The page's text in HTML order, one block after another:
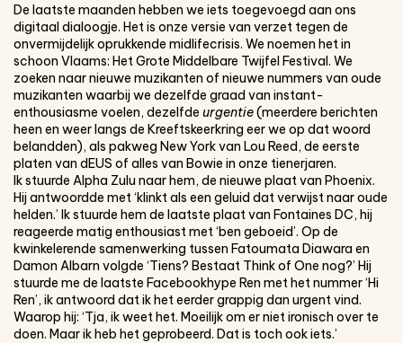
De laatste maanden hebben we iets toegevoegd aan ons
digitaal dialoogje. Het is onze versie van verzet tegen de
onvermijdelijk oprukkende midlifecrisis. We noemen het in
schoon Vlaams: Het Grote Middelbare Twijfel Festival. We
zoeken naar nieuwe muzikanten of nieuwe nummers van oude
muzikanten waarbij we dezelfde graad van instant-
enthousiasme voelen, dezelfde urgentie(meerdere berichten
heen en weer langs de Kreeftskeerkring eer we op dat woord
belandden), als pakweg New York van Lou Reed, de eerste
platen van dEUS of alles van Bowie in onze tienerjaren.
Ik stuurde Alpha Zulu naar hem, de nieuwe plaat van Phoenix.
Hij antwoordde met ‘klinkt als een geluid dat verwijst naar oude
helden.’ Ik stuurde hem de laatste plaat van Fontaines DC, hij
reageerde matig enthousiast met ‘ben geboeid’. Op de
kwinkelerende samenwerking tussen Fatoumata Diawara en
Damon Albarn volgde ‘Tiens? Bestaat Think of One nog?’ Hij
stuurde me de laatste Facebookhype Ren met het nummer ‘Hi
Ren’, ik antwoord dat ik het eerder grappig dan urgent vind.
Waarop hij: ‘Tja, ik weet het. Moeilijk om er niet ironisch over te
doen. Maar ik heb het geprobeerd. Dat is toch ook iets.’